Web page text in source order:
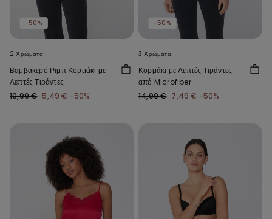
-50%
2 Χρώματα
Βαμβακερό Ριμπ Κορμάκι με
Λεπτές Τιράντες
10,99 € 5,49 € -50%
-50%
3 Χρώματα
Κορμάκι με Λεπτές Τιράντες
από Microfiber
14,99 € 7,49 € -50%